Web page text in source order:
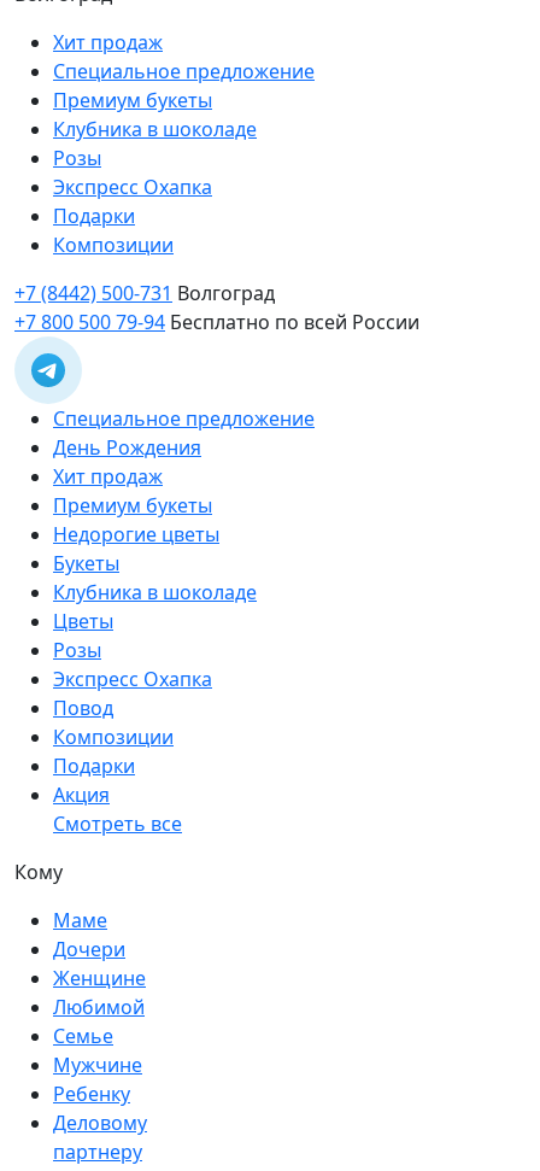
Хит продаж
Специальное предложение
Премиум букеты
Клубника в шоколаде
Розы
Экспресс Охапка
Подарки
Композиции
+7 (8442) 500-731 Волгоград
+7 800 500 79-94 Бесплатно по всей России
Специальное предложение
День Рождения
Хит продаж
Премиум букеты
Недорогие цветы
Букеты
Клубника в шоколаде
Цветы
Розы
Экспресс Охапка
Повод
Композиции
Подарки
Акция
Смотреть все
Кому
Маме
Дочери
Женщине
Любимой
Семье
Мужчине
Ребенку
Деловому
партнеру